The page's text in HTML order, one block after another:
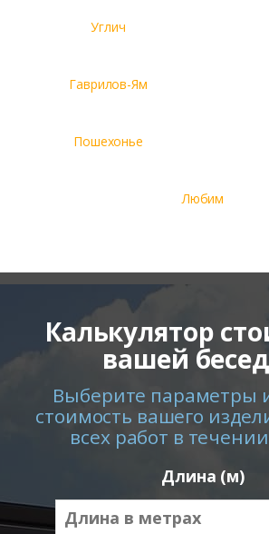
Углич
Гаврилов-Ям
Пошехонье
Любим
Калькулятор
вашей
Выберите параметры
стоимость вашего
всех работ в
Длина (м)